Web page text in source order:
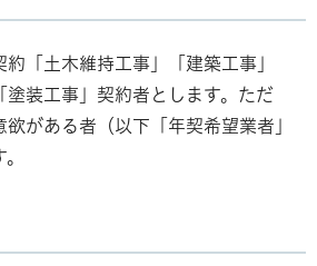
「土木維持工事」「建築工事」
塗装工事」契約者とします。ただ
がある者（以下「年契希望業者」